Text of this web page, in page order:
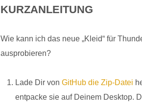
KURZANLEITUNG
Wie kann ich das neue „Kleid“ für
ausprobieren?
Lade Dir von GitHub die Zip-Datei
entpacke sie auf Deinem Desktop.